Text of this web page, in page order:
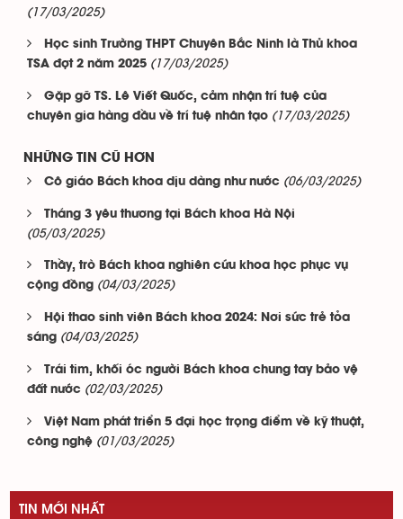
(17/03/2025)
Học sinh Trường THPT Chuyên Bắc Ninh là Thủ khoa
TSA đợt 2 năm 2025 (17/03/2025)
Gặp gỡ TS. Lê Viết Quốc, cảm nhận trí tuệ của
chuyên gia hàng đầu về trí tuệ nhân tạo (17/03/2025)
NHỮNG TIN CŨ HƠN
Cô giáo Bách khoa dịu dàng như nước (06/03/2025)
Tháng 3 yêu thương tại Bách khoa Hà Nội
(05/03/2025)
Thầy, trò Bách khoa nghiên cứu khoa học phục vụ
cộng đồng (04/03/2025)
Hội thao sinh viên Bách khoa 2024: Nơi sức trẻ tỏa
sáng (04/03/2025)
Trái tim, khối óc người Bách khoa chung tay bảo vệ
đất nước (02/03/2025)
Việt Nam phát triển 5 đại học trọng điểm về kỹ thuật,
công nghệ (01/03/2025)
TIN MỚI NHẤT